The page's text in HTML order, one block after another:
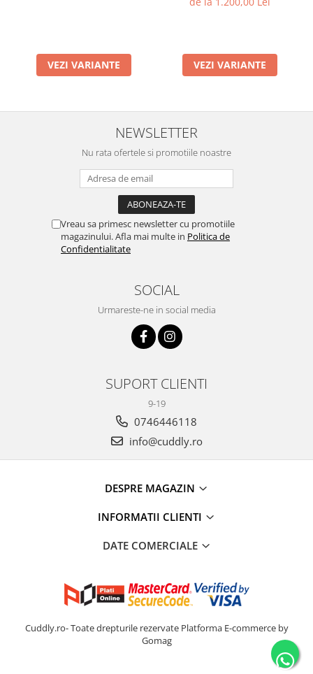
VEZI VARIANTE VEZI VARIANTE
NEWSLETTER
Nu rata ofertele si promotiile noastre
Vreau sa primesc newsletter cu promotiile
magazinului. Afla mai multe in Politica de
Confidentialitate
SOCIAL
Urmareste-ne in social media
SUPORT CLIENTI
9-19
0746446118
info@cuddly.ro
DESPRE MAGAZIN
INFORMATII CLIENTI
DATE COMERCIALE
Cuddly.ro- Toate drepturile rezervate Platforma E-commerce by
Gomag